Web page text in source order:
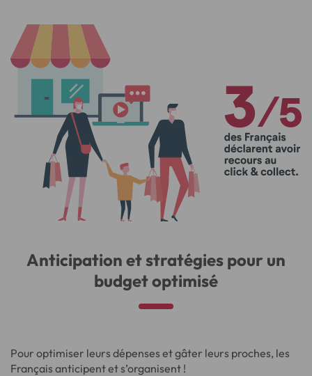
Anticipation et stratégies pour un
budget optimisé
Pour optimiser leurs dépenses et gâter leurs proches, les
Français anticipent et s’organisent !